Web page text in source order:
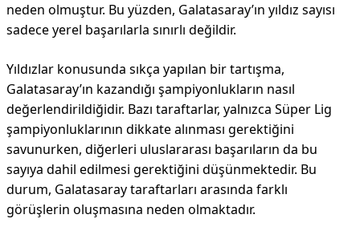
neden olmuştur. Bu yüzden, Galatasaray’ın yıldız sayısı
sadece yerel başarılarla sınırlı değildir.
Yıldızlar konusunda sıkça yapılan bir tartışma,
Galatasaray’ın kazandığı şampiyonlukların nasıl
değerlendirildiğidir. Bazı taraftarlar, yalnızca Süper Lig
şampiyonluklarının dikkate alınması gerektiğini
savunurken, diğerleri uluslararası başarıların da bu
sayıya dahil edilmesi gerektiğini düşünmektedir. Bu
durum, Galatasaray taraftarları arasında farklı
görüşlerin oluşmasına neden olmaktadır.